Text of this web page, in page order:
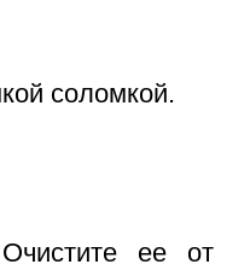
соломкой.
ее от